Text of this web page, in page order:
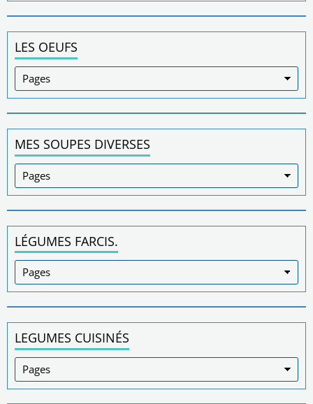
LES OEUFS
MES SOUPES DIVERSES
LÉGUMES FARCIS.
LEGUMES CUISINÉS